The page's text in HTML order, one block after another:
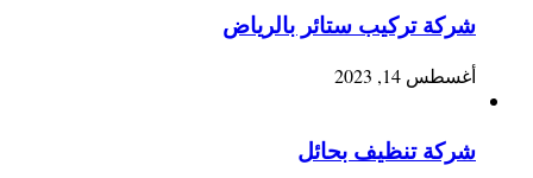
شركة تركيب ستائر بالرياض
أغسطس 14, 2023
شركة تنظيف بحائل